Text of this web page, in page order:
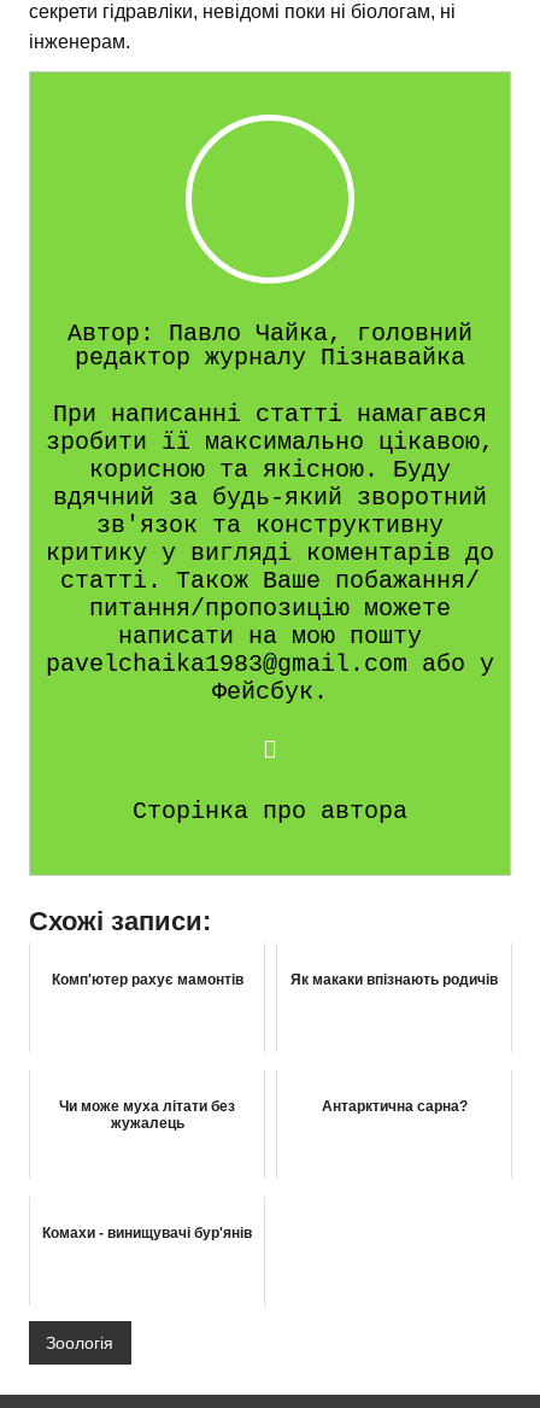
секрети гідравліки, невідомі поки ні біологам, ні
інженерам.
Автор: Павло Чайка, головний
редактор журналу Пізнавайка
При написанні статті намагався
зробити її максимально цікавою,
корисною та якісною. Буду
вдячний за будь-який зворотний
зв'язок та конструктивну
критику у вигляді коментарів до
статті. Також Ваше побажання/
питання/пропозицію можете
написати на мою пошту
pavelchaika1983@gmail.com або у
Фейсбук.
Сторінка про автора
Схожі записи:
Комп'ютер рахує мамонтів Як макаки впізнають родичів
Чи може муха літати без
жужалець
Антарктична сарна?
Комахи - винищувачі бур'янів
Зоологія